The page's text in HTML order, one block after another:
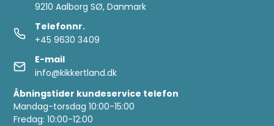
9210 Aalborg SØ, Danmark
Telefonnr.
+45 9630 3409
E-mail
info@kikkertland.dk
Åbningstider kundeservice telefon
Mandag-torsdag 10:00-15:00
Fredag: 10:00-12:00